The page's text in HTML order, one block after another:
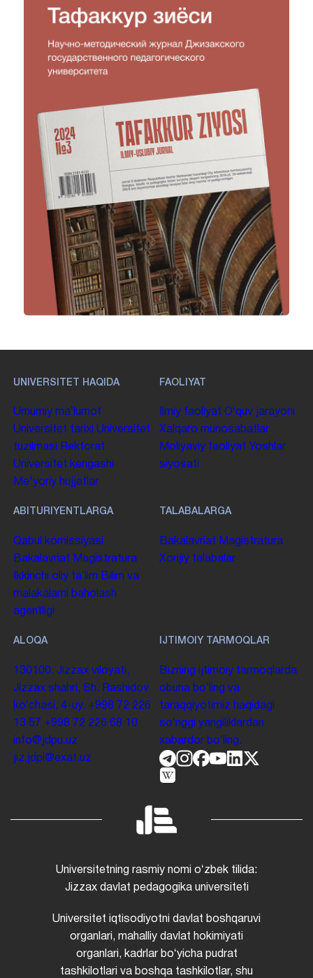
UNIVERSITET HAQIDA
Umumiy maʼlumot
Universitet tarixi Universitet
tuzilmasi
Rektorat
Universitet kengashi
Me'yoriy hujjatlar
FAOLIYAT
Ilmiy faoliyat Oʻquv jarayoni
Xalqaro munosabatlar
Moliyaviy faoliyat Yoshlar
siyosati
ABITURIYENTLARGA
Qabul komissiyasi
Bakalavriat Magistratura
Ikkinchi oliy taʼlim Bilim va
malakalarni baholash
agentligi
TALABALARGA
Bakalavriat Magistratura
Xorijiy talabalar
ALOQA
130100. Jizzax viloyati,
Jizzax shahri, Sh. Rashidov
koʻchasi, 4-uy. +998 72 226
13 57 +998 72 226 68 10
info@jdpu.uz
jiz.jdpi@exat.uz
IJTIMOIY TARMOQLAR
Bizning ijtimoiy tarmoqlarda
obuna boʻling va
taraqqiyotimiz haqidagi
soʻnggi yangiliklardan
xabardor boʻling.
Universitetning rasmiy nomi oʻzbek tilida:
Jizzax davlat pedagogika universiteti
Universitet iqtisodiyotni davlat boshqaruvi
organlari, mahalliy davlat hokimiyati
organlari, kadrlar boʻyicha pudrat
tashkilotlari va boshqa tashkilotlar, shu